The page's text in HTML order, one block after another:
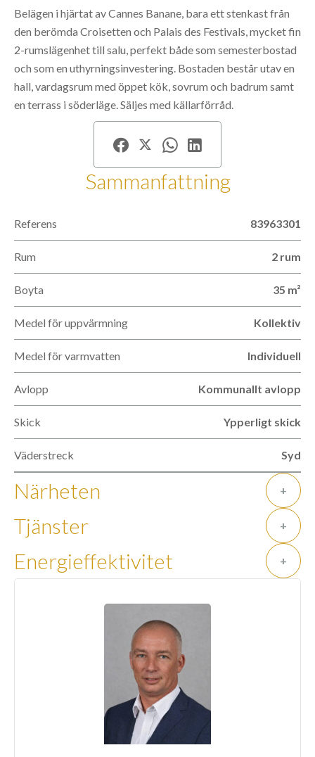
Belägen i hjärtat av Cannes Banane, bara ett stenkast från
den berömda Croisetten och Palais des Festivals, mycket fin
2-rumslägenhet till salu, perfekt både som semesterbostad
och som en uthyrningsinvestering. Bostaden består utav en
hall, vardagsrum med öppet kök, sovrum och badrum samt
en terrass i söderläge. Säljes med källarförråd.
Sammanfattning
Referens 83963301
Rum 2 rum
Boyta 35 m²
Medel för uppvärmning Kollektiv
Medel för varmvatten Individuell
Avlopp Kommunallt avlopp
Skick Ypperligt skick
Väderstreck Syd
Närheten +
Tjänster +
Energieffektivitet +